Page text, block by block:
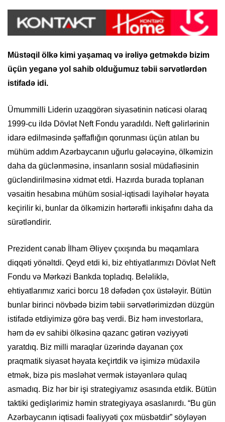
Müstəqil ölkə kimi yaşamaq və irəliyə getməkdə bizim
üçün yeganə yol sahib olduğumuz təbii sərvətlərdən
istifadə idi.
Ümummilli Liderin uzaqgörən siyasətinin nəticəsi olaraq
1999-cu ildə Dövlət Neft Fondu yaradıldı. Neft gəlirlərinin
idarə edilməsində şəffaflığın qorunması üçün atılan bu
mühüm addım Azərbaycanın uğurlu gələcəyinə, ölkəmizin
daha da güclənməsinə, insanların sosial müdafiəsinin
gücləndirilməsinə xidmət etdi. Hazırda burada toplanan
vəsaitin hesabına mühüm sosial-iqtisadi layihələr həyata
keçirilir ki, bunlar da ölkəmizin hərtərəfli inkişafını daha da
sürətləndirir.
Prezident cənab İlham Əliyev çıxışında bu məqamlara
diqqəti yönəltdi. Qeyd etdi ki, biz ehtiyatlarımızı Dövlət Neft
Fondu və Mərkəzi Bankda topladıq. Beləliklə,
ehtiyatlarımız xarici borcu 18 dəfədən çox üstələyir. Bütün
bunlar birinci növbədə bizim təbii sərvətlərimizdən düzgün
istifadə etdiyimizə görə baş verdi. Biz həm investorlara,
həm də ev sahibi ölkəsinə qazanc gətirən vəziyyəti
yaratdıq. Biz milli maraqlar üzərində dayanan çox
praqmatik siyasət həyata keçirtdik və işimizə müdaxilə
etmək, bizə pis məsləhət vermək istəyənlərə qulaq
asmadıq. Biz hər bir işi strategiyamız əsasında etdik. Bütün
taktiki gedişlərimiz həmin strategiyaya əsaslanırdı. “Bu gün
Azərbaycanın iqtisadi fəaliyyəti çox müsbətdir” söyləyən